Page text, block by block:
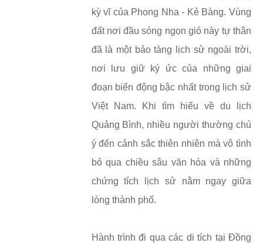
kỳ vĩ của Phong Nha - Kẻ Bàng. Vùng
đất nơi đầu sóng ngọn gió này tự thân
đã là một bảo tàng lịch sử ngoài trời,
nơi lưu giữ ký ức của những giai
đoạn biến động bậc nhất trong lịch sử
Việt Nam. Khi tìm hiểu về du lịch
Quảng Bình, nhiều người thường chú
ý đến cảnh sắc thiên nhiên mà vô tình
bỏ qua chiều sâu văn hóa và những
chứng tích lịch sử nằm ngay giữa
lòng thành phố.
Hành trình đi qua các di tích tại Đồng